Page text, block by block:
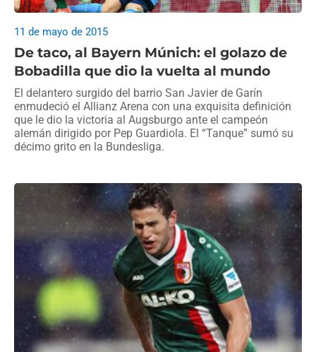
De taco, al Bayern Múnich: el golazo de
Bobadilla que dio la vuelta al mundo
11 de mayo de 2015
El delantero surgido del barrio San Javier de Garín
enmudeció el Allianz Arena con una exquisita definición
que le dio la victoria al Augsburgo ante el campeón
alemán dirigido por Pep Guardiola. El “Tanque” sumó su
décimo grito en la Bundesliga.